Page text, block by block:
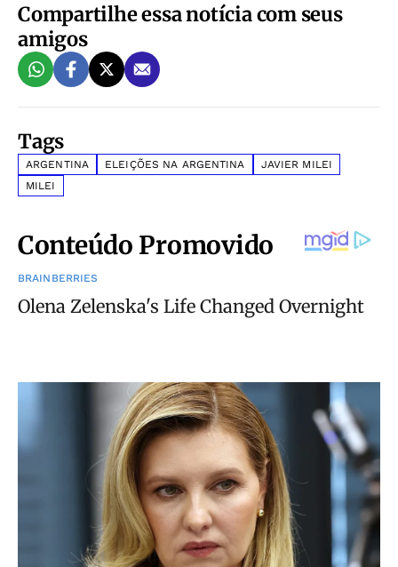
Compartilhe essa notícia com seus
amigos
Tags
ARGENTINA ELEIÇÕES NA ARGENTINA
JAVIER MILEI
MILEI